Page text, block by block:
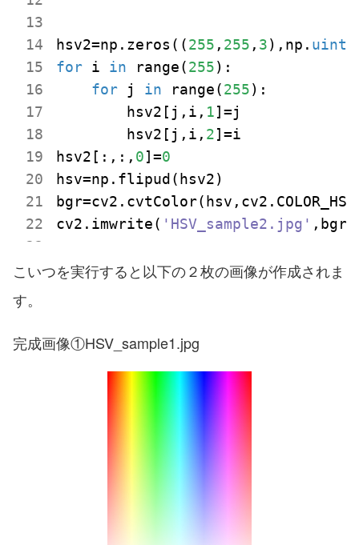
hsv2=np.zeros((255 , 255 , 3),np. uint
for i in range(255):
for j in range(255):
        hsv2[j,i,
1]=j
        hsv2[j,i,
2]=i
hsv2[:,:, 0]=0
hsv=np.flipud(hsv2)
cv2.imwrite( 'HSV_sample2.jpg'
こいつを実行すると以下の２枚の画像が作成されま
す。
完成画像①HSV_sample1.jpg